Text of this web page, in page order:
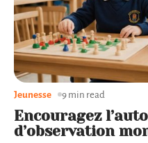
Encouragez
d’observation
Jeunesse 9 min read